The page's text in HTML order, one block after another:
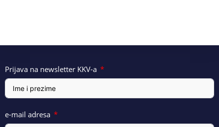
Prijava na newsletter KKV-a
e-mail adresa